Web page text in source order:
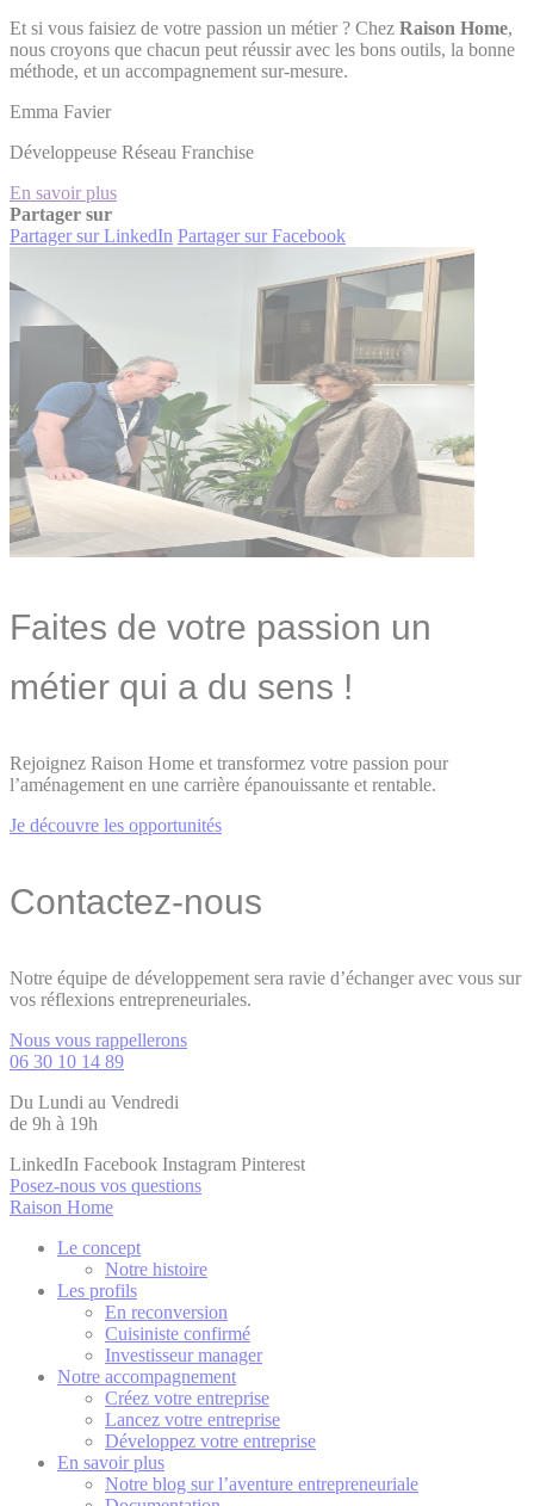
Et si vous faisiez de votre passion un métier ? Chez Raison Home,
nous croyons que chacun peut réussir avec les bons outils, la bonne
méthode, et un accompagnement sur-mesure.
Emma Favier
Développeuse Réseau Franchise
En savoir plus
Partager sur
Partager sur LinkedIn Partager sur Facebook
Faites de votre passion un
métier qui a du sens !
Rejoignez Raison Home et transformez votre passion pour
l’aménagement en une carrière épanouissante et rentable.
Je découvre les opportunités
Contactez-nous
Notre équipe de développement sera ravie d’échanger avec vous sur
vos réflexions entrepreneuriales.
Nous vous rappellerons
06 30 10 14 89
Du Lundi au Vendredi
de 9h à 19h
LinkedIn Facebook Instagram Pinterest
Posez-nous vos questions
Raison Home
Le concept
Notre histoire
Les profils
En reconversion
Cuisiniste confirmé
Investisseur manager
Notre accompagnement
Créez votre entreprise
Lancez votre entreprise
Développez votre entreprise
En savoir plus
Notre blog sur l’aventure entrepreneuriale